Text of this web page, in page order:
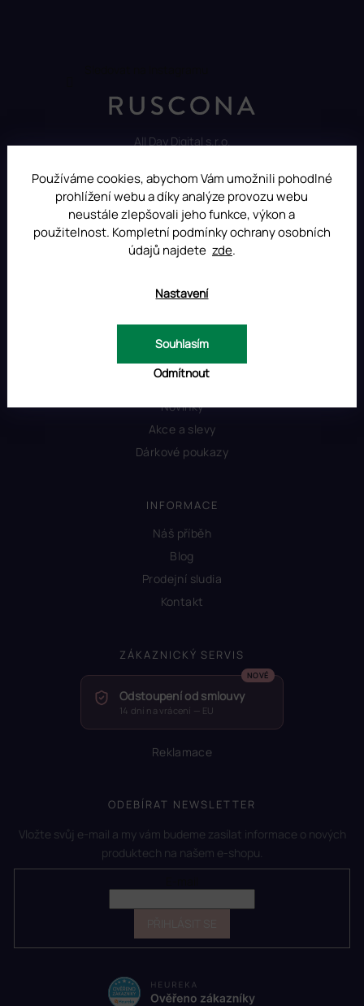
Používáme cookies, abychom Vám umožnili pohodlné
prohlížení webu a díky analýze provozu webu
neustále zlepšovali jeho funkce, výkon a
použitelnost. Kompletní podmínky ochrany osobních
údajů najdete zde.
Nastavení
Odmítnout
Souhlasím
All Day Digital s.r.o.
Czech Republic
Novinky
Akce a slevy
Dárkové poukazy
INFORMACE
Náš příběh
Blog
Prodejní sludia
Kontakt
ZÁKAZNICKÝ SERVIS
Odstoupení od smlouvy
14 dní na vrácení — EU
Reklamace
ODEBÍRAT NEWSLETTER
Vložte svůj e-mail a my vám budeme zasílat informace o nových
produktech na našem e-shopu.